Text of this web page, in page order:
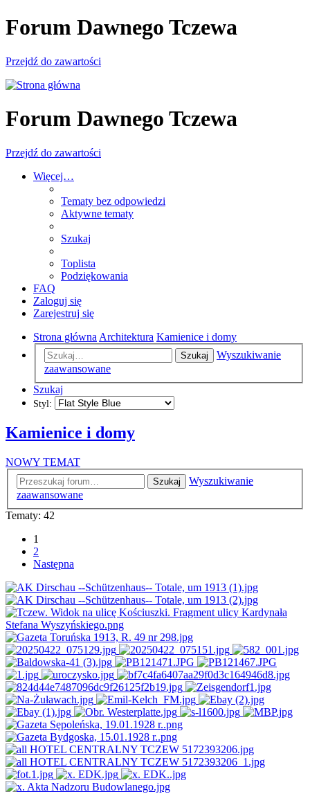
Forum Dawnego Tczewa
Przejdź do zawartości
Forum Dawnego Tczewa
Przejdź do zawartości
Więcej…
Tematy bez odpowiedzi
Aktywne tematy
Szukaj
Toplista
Podziękowania
FAQ
Zaloguj się
Zarejestruj się
Strona główna Architektura Kamienice i domy
Szukaj
Wyszukiwanie
zaawansowane
Szukaj
Styl:
Kamienice i domy
NOWY TEMAT
Szukaj
Wyszukiwanie
zaawansowane
Tematy: 42
1
2
Następna